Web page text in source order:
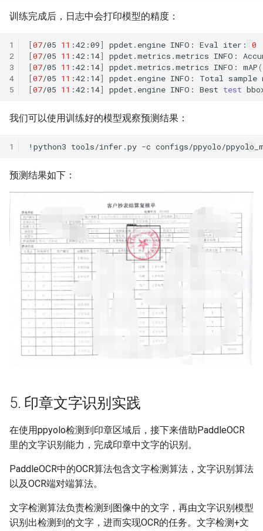
训练完成后，日志中会打印模型的精度：
1
2
3
4
5
[07/05 11 :42:09] ppdet.engine INFO: Eval iter:
0
[07/05 11 :42:14] ppdet.metrics.metrics INFO:
[07/05 11 :42:14] ppdet.metrics.metrics INFO: mAP(
[07/05 11 :42:14] ppdet.engine INFO: Total sample
[07/05 11 :42:14] ppdet.engine INFO: Best test
我们可以使用训练好的模型观察预测结果：
1 !python3 tools/infer.py -c configs/ppyolo/
预测结果如下：
5. 印章文字识别实践
在使用ppyolo检测到印章区域后，接下来借助PaddleOCR
里的文字识别能力，完成印章中文字的识别。
PaddleOCR中的OCR算法包含文字检测算法，文字识别算法
以及OCR端对端算法。
文字检测算法负责检测到图像中的文字，再由文字识别模型
识别出检测到的文字，进而实现OCR的任务。文字检测+文